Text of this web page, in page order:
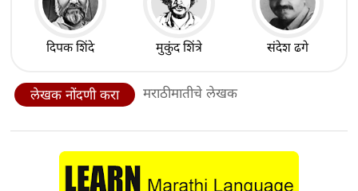
दिपक शिंदे मुकुंद शिंत्रे संदेश ढगे
लेखक नोंदणी करा मराठीमातीचे लेखक